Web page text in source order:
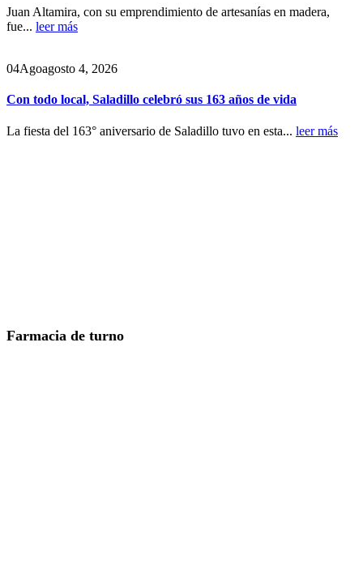
Juan Altamira, con su emprendimiento de artesanías en madera,
fue... leer más
04Agoagosto 4, 2026
Con todo local, Saladillo celebró sus 163 años de vida
La fiesta del 163° aniversario de Saladillo tuvo en esta... leer más
Farmacia de turno